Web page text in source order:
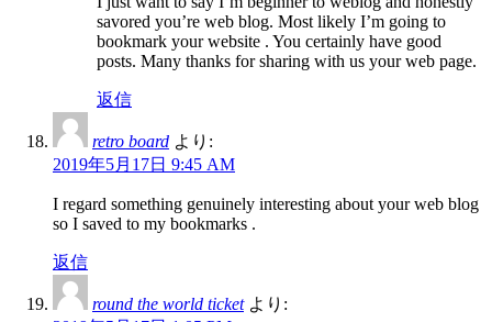
savored you’re web blog. Most likely I’m going to
bookmark your website . You certainly have good
posts. Many thanks for sharing with us your web page.
返信
retro board より:
2019年5月17日 9:45 AM
I regard something genuinely interesting about your web blog
so I saved to my bookmarks .
返信
round the world ticket より: